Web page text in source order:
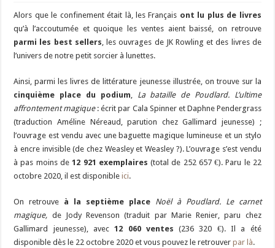
Alors que le confinement était là, les Français ont lu plus de livres
qu’à l’accoutumée et quoique les ventes aient baissé, on retrouve
parmi les best sellers, les ouvrages de JK Rowling et des livres de
l’univers de notre petit sorcier à lunettes.
Ainsi, parmi les livres de littérature jeunesse illustrée, on trouve sur la
cinquième place du podium, La bataille de Poudlard. L’ultime
affrontement magique: écrit par Cala Spinner et Daphne Pendergrass
(traduction Améline Néreaud, parution chez Gallimard jeunesse) ;
l’ouvrage est vendu avec une baguette magique lumineuse et un stylo
à encre invisible (de chez Weasley et Weasley ?). L’ouvrage s’est vendu
à pas moins de12 921 exemplaires (total de 252 657 €). Paru le 22
octobre 2020, il est disponibleici.
On retrouve à la septième place Noël à Poudlard. Le carnet
magique, de Jody Revenson (traduit par Marie Renier, paru chez
Gallimard jeunesse), avec12 060 ventes (236 320 €). Il a été
disponible dès le 22 octobre 2020 et vous pouvez le retrouverpar là.